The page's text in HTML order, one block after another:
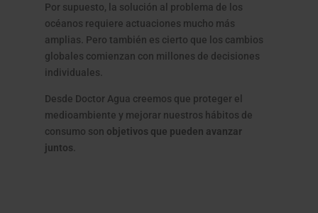
Por supuesto, la solución al problema de los
océanos requiere actuaciones mucho más
amplias. Pero también es cierto que los cambios
globales comienzan con millones de decisiones
individuales.
Desde Doctor Agua creemos que proteger el
medioambiente y mejorar nuestros hábitos de
consumo son objetivos que pueden avanzar
juntos